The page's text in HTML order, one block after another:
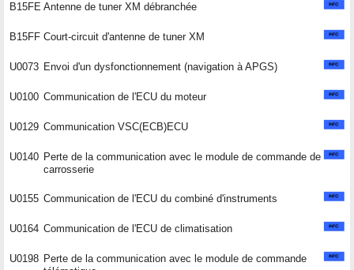
B15FE Antenne de tuner XM débranchée
B15FF Court-circuit d'antenne de tuner XM
U0073 Envoi d'un dysfonctionnement (navigation à APGS)
U0100 Communication de l'ECU du moteur
U0129 Communication VSC(ECB)ECU
U0140 Perte de la communication avec le module de commande de
carrosserie
U0155 Communication de l'ECU du combiné d'instruments
U0164 Communication de l'ECU de climatisation
U0198 Perte de la communication avec le module de commande